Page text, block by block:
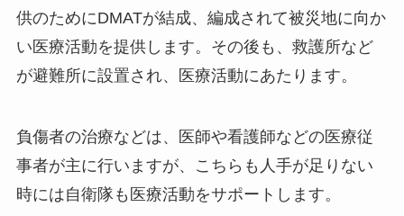
供のためにDMATが結成、編成されて被災地に向か
い医療活動を提供します。その後も、救護所など
が避難所に設置され、医療活動にあたります。
負傷者の治療などは、医師や看護師などの医療従
事者が主に行いますが、こちらも人手が足りない
時には自衛隊も医療活動をサポートします。